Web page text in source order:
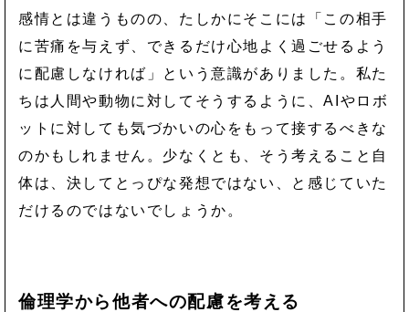
感情とは違うものの、たしかにそこには「この相手
に苦痛を与えず、できるだけ心地よく過ごせるよう
に配慮しなければ」という意識がありました。私た
ちは人間や動物に対してそうするように、AIやロボ
ットに対しても気づかいの心をもって接するべきな
のかもしれません。少なくとも、そう考えること自
体は、決してとっぴな発想ではない、と感じていた
だけるのではないでしょうか。
倫理学から他者への配慮を考える